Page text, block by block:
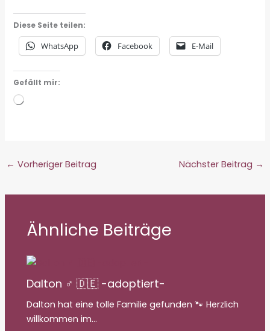
Diese Seite teilen:
WhatsApp Facebook E-Mail
Gefällt mir:
Wird
← Vorheriger Beitrag Nächster Beitrag →
Ähnliche Beiträge
Dalton ♂ 🇩🇪 -adoptiert-
Dalton hat eine tolle Familie gefunden 🐾 Herzlich
willkommen im…